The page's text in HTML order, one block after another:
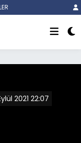
2021 22:07